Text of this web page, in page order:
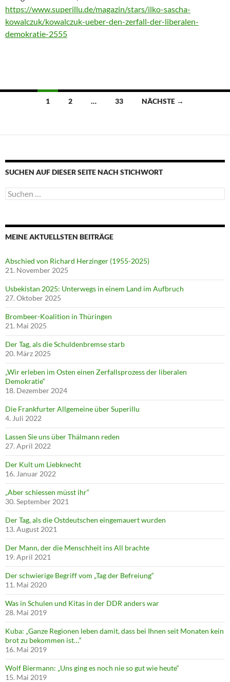
https://www.superillu.de/magazin/stars/ilko-sascha-
kowalczuk/kowalczuk-ueber-den-zerfall-der-liberalen-
demokratie-2555
Beitragsnavigation
1 2 … 33 NÄCHSTE →
SUCHEN AUF DIESER SEITE NACH STICHWORT
Suche
nach:
MEINE AKTUELLSTEN BEITRÄGE
Abschied von Richard Herzinger (1955-2025)
21. November 2025
Usbekistan 2025: Unterwegs in einem Land im Aufbruch
27. Oktober 2025
Brombeer-Koalition in Thüringen
21. Mai 2025
Der Tag, als die Schuldenbremse starb
20. März 2025
„Wir erleben im Osten einen Zerfallsprozess der liberalen
Demokratie“
18. Dezember 2024
Die Frankfurter Allgemeine über Superillu
4. Juli 2022
Lassen Sie uns über Thälmann reden
27. April 2022
Der Kult um Liebknecht
16. Januar 2022
„Aber schiessen müsst ihr“
30. September 2021
Der Tag, als die Ostdeutschen eingemauert wurden
13. August 2021
Der Mann, der die Menschheit ins All brachte
19. April 2021
Der schwierige Begriff vom „Tag der Befreiung“
11. Mai 2020
Was in Schulen und Kitas in der DDR anders war
28. Mai 2019
Kuba: „Ganze Regionen leben damit, dass bei Ihnen seit Monaten kein
brot zu bekommen ist…“
16. Mai 2019
Wolf Biermann: „Uns ging es noch nie so gut wie heute“
15. Mai 2019